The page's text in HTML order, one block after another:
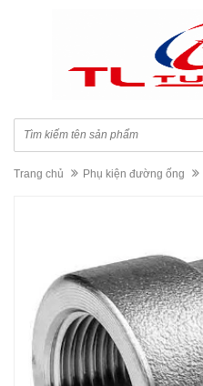
Trang chủ Phụ kiện đường ống